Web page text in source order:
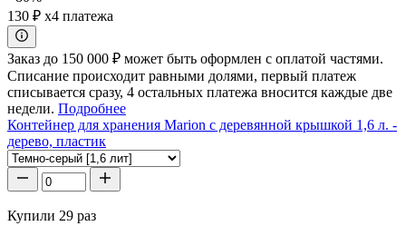
130 ₽ x4 платежа
Заказ до 150 000 ₽ может быть оформлен с оплатой частями.
Списание происходит равными долями, первый платеж
списывается сразу, 4 остальных платежа вносится каждые две
недели. Подробнее
Контейнер для хранения Marion с деревянной крышкой 1,6 л. -
дерево, пластик
Купили 29 раз